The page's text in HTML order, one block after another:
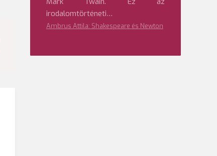
irodalomtörténeti…
Ambrus Attila: Shakespeare és Newton